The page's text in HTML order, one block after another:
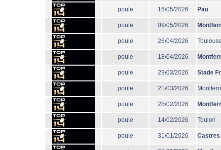
poule 16/05/2026 Pau
poule 09/05/2026
poule 26/04/2026
poule 18/04/2026
poule 29/03/2026 Stade
poule 21/03/2026
poule 28/02/2026
poule 14/02/2026 Toulon
poule 31/01/2026 Castres